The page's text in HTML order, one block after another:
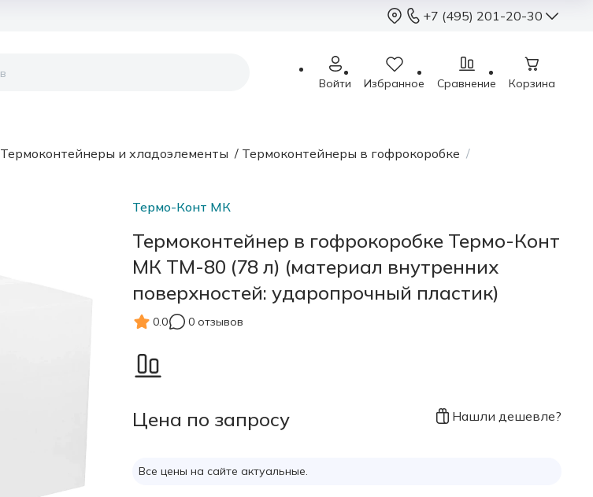
+7 (495) 201-20-30
+7 (495) 201-
sales@sterimed.ru
Сб - Вс: выходные
Войти Избранное Сравнение Корзина
Термоконтейнеры и хладоэлементы / Термоконтейнеры в гофрокоробке /
Термо-Конт МК
Термоконтейнер в гофрокоробке Термо-Конт
МК ТМ-80 (78 л) (материал внутренних
поверхностей: ударопрочный пластик)
0.0 0 отзывов
Цена по запросу Нашли дешевле?
Все цены на сайте актуальные.